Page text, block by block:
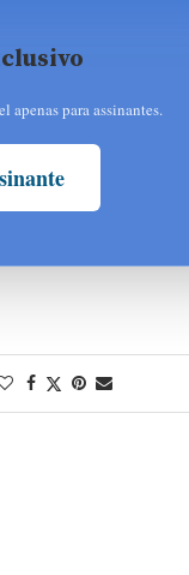
apenas para assinantes.